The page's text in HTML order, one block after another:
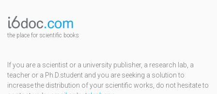
the place for scientific books
If you are a scientist or a university publisher, a research lab, a
teacher or a Ph.D.student and you are seeking a solution to
increase the distribution of your scientific works, do not hesitate to